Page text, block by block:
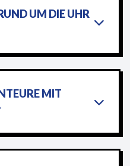
UM DIE UHR
MIT